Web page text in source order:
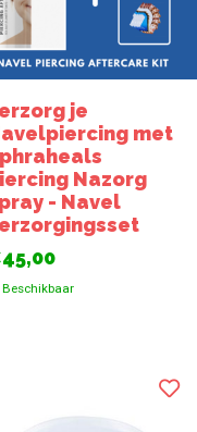
je
met
Nazorg
- Navel